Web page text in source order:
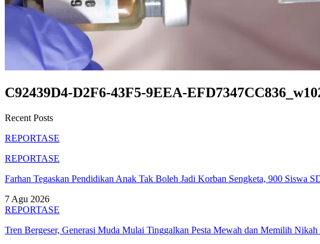
C92439D4-D2F6-43F5-9EEA-
Recent Posts
REPORTASE
REPORTASE
Farhan Tegaskan Pendidikan Anak Tak Boleh Jadi Korban Sengketa, 900 Siswa
7 Agu 2026
REPORTASE
Tren Bergeser, Generasi Muda Mulai Tinggalkan Pesta Mewah dan Memilih